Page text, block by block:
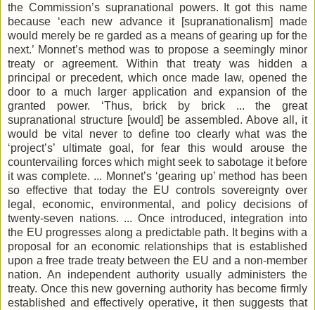
the Commission’s supranational powers. It got this name
because ‘each new advance it [supranationalism] made
would merely be re garded as a means of gearing up for the
next.’ Monnet’s method was to propose a seemingly minor
treaty or agreement. Within that treaty was hidden a
principal or precedent, which once made law, opened the
door to a much larger application and expansion of the
granted power. ‘Thus, brick by brick ... the great
supranational structure [would] be assembled. Above all, it
would be vital never to define too clearly what was the
‘project’s’ ultimate goal, for fear this would arouse the
countervailing forces which might seek to sabotage it before
it was complete. ... Monnet’s ‘gearing up’ method has been
so effective that today the EU controls sovereignty over
legal, economic, environmental, and policy decisions of
twenty-seven nations. ... Once introduced, integration into
the EU progresses along a predictable path. It begins with a
proposal for an economic relationships that is established
upon a free trade treaty between the EU and a non-member
nation. An independent authority usually administers the
treaty. Once this new governing authority has become firmly
established and effectively operative, it then suggests that